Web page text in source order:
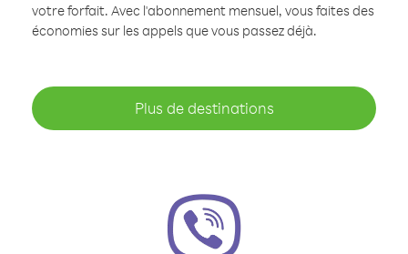
votre forfait. Avec l'abonnement mensuel, vous faites des
économies sur les appels que vous passez déjà.
Plus de destinations